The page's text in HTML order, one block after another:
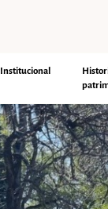
Institucional